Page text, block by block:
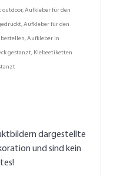
Aufkleber für den
Aufkleber für den
Aufkleber in
gestanzt, Klebeetiketten
dargestellte
und sind kein